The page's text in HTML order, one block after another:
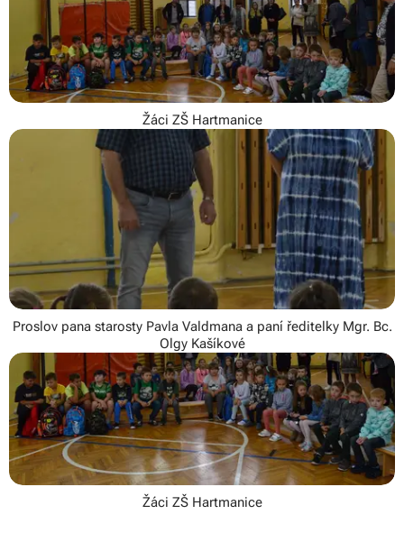
Žáci ZŠ Hartmanice
Proslov pana starosty Pavla Valdmana a paní ředitelky Mgr. Bc.
Olgy Kašíkové
Žáci ZŠ Hartmanice